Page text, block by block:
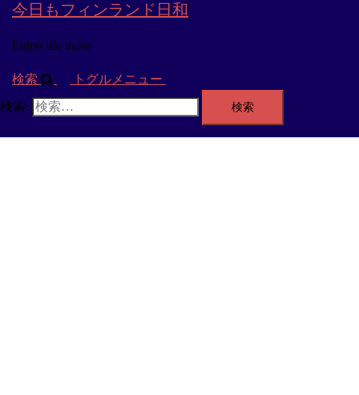
今日もフィンランド日和
Enjoy life more
検索
トグルメニュー
検索: